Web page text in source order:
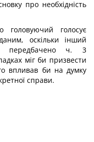
про необхідність
головуючий голосує
оскільки інший
передбачено ч. 3
міг би призвести
впливав би на думку
справи.